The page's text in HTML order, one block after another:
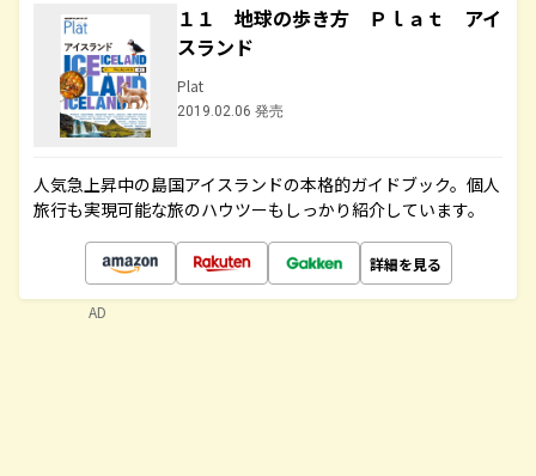
１１ 地球の歩き方 Ｐｌａｔ アイ
スランド
Plat
2019.02.06 発売
人気急上昇中の島国アイスランドの本格的ガイドブック。個人
旅行も実現可能な旅のハウツーもしっかり紹介しています。
詳細を見る
AD